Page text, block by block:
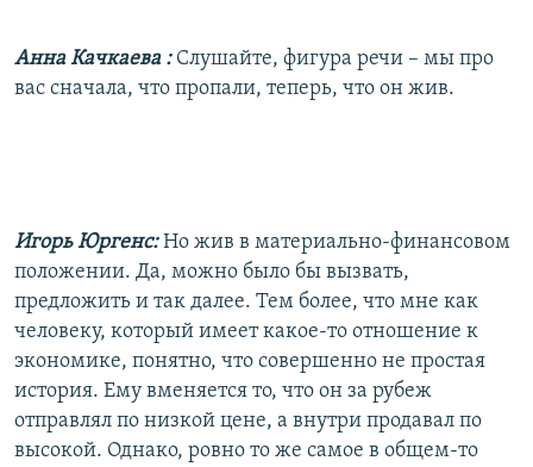
Анна Качкаева : Слушайте, фигура речи – мы про
вас сначала, что пропали, теперь, что он жив.
Игорь Юргенс: Но жив в материально-финансовом
положении. Да, можно было бы вызвать,
предложить и так далее. Тем более, что мне как
человеку, который имеет какое-то отношение к
экономике, понятно, что совершенно не простая
история. Ему вменяется то, что он за рубеж
отправлял по низкой цене, а внутри продавал по
высокой. Однако, ровно то же самое в общем-то